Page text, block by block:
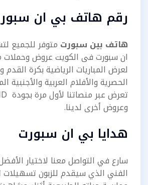
رقم هاتف بي ان
هاتف بين سبورت متوفر للجميع
ان سبورت فى الكويت عروض وحملات
لعرض المباريات الرياضية بكرة
الحصرية والأفلام العربية والأجنبية
تعرض عبر منصاتنا لأول مرة بجودة HD،
وعروض أخرى لدينا.
هدايا بي ان سبورت
سارع في التواصل معنا لاختيار
الفني الذي سيقدم للزبون